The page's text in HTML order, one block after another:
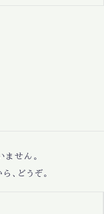
ません。
、どうぞ。